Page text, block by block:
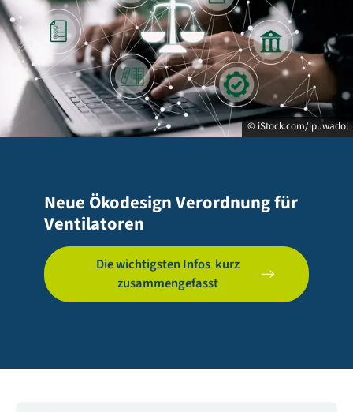
© iStock.com/ipuwadol
Neue Ökodesign Verordnung für
Ventilatoren
Die wichtigsten Infos kurz
zusammengefasst